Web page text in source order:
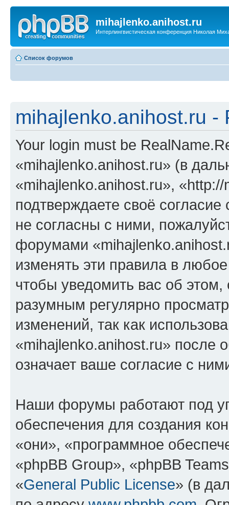
mihajlenko.anihost.ru
Интерлингвистическая конференция Николая
Список форумов
mihajlenko.anihost.ru -
Your login must be
«mihajlenko.anihost.ru» (в
«mihajlenko.anihost.ru»,
подтверждаете своё
не согласны с ними,
форумами
изменять эти правила в
чтобы уведомить вас об
разумным регулярно
изменений, так как
«mihajlenko.anihost.ru» после
означает ваше согласие с
Наши форумы работают под
обеспечения для создания
«они», «программное
«phpBB Group», «phpBB
«General Public License» (в